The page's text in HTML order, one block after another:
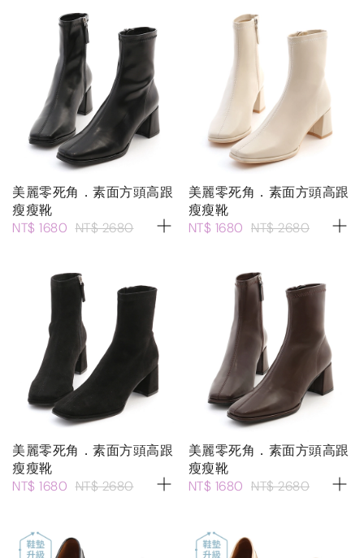
美麗零死角．素面方頭高跟
瘦瘦靴
NT$ 1680 NT$ 2680
美麗零死角．素面方頭高跟
瘦瘦靴
NT$ 1680 NT$ 2680
美麗零死角．素面方頭高跟
瘦瘦靴
NT$ 1680 NT$ 2680
美麗零死角．素面方頭高跟
瘦瘦靴
NT$ 1680 NT$ 2680